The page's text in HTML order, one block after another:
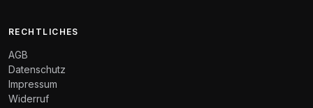
RECHTLICHES
AGB
Datenschutz
Impressum
Widerruf